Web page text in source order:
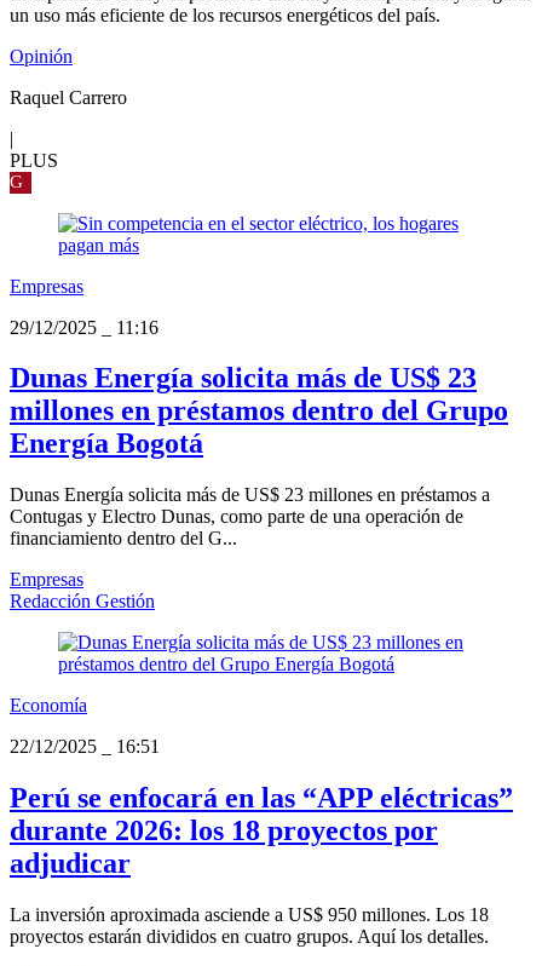
un uso más eficiente de los recursos energéticos del país.
Opinión
Raquel Carrero
|
PLUS
G
Empresas
29/12/2025
11:16
Dunas Energía solicita más de US$ 23
millones en préstamos dentro del Grupo
Energía Bogotá
Dunas Energía solicita más de US$ 23 millones en préstamos a
Contugas y Electro Dunas, como parte de una operación de
financiamiento dentro del G...
Empresas
Redacción Gestión
Economía
22/12/2025
16:51
Perú se enfocará en las “APP eléctricas”
durante 2026: los 18 proyectos por
adjudicar
La inversión aproximada asciende a US$ 950 millones. Los 18
proyectos estarán divididos en cuatro grupos. Aquí los detalles.